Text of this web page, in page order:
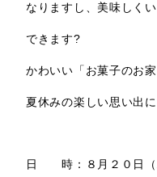
なりますし、美味しく
できます?
かわいい「お菓子のお
夏休みの楽しい思い出
日 時：８月２０日（